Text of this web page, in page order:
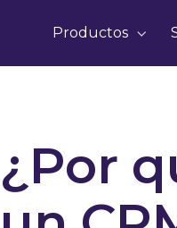
Productos
¿Por